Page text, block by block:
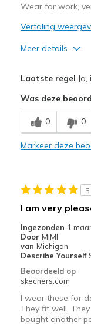
Wear for work,
Vertaling
Meer details
Comfortable
Stylish
Going Out
Travel
Width
Sizing
View On Shoes
Laatste regel
Was deze
0 0
Markeer deze
5
I am very
Ingezonden 1
Door MIMI
van Michigan
Describe Yourself
Beoordeeld op
skechers.com
I wear these for
They fit well.
bought another